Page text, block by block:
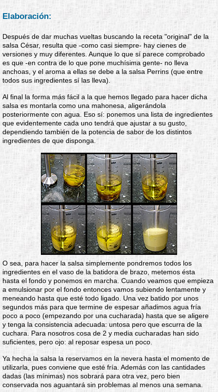
Elaboración:
Después de dar muchas vueltas buscando la receta "original" de la
salsa César, resulta que -como casi siempre- hay cienes de
versiones y muy diferentes. Aunque lo que sí parece comprobado
es que -en contra de lo que pone muchísima gente- no lleva
anchoas, y el aroma a ellas se debe a la salsa Perrins (que entre
todos sus ingredientes sí las lleva).
Al final la forma más fácil a la que hemos llegado para hacer dicha
salsa es montarla como una mahonesa, aligerándola
posteriormente con agua. Eso sí: ponemos una lista de ingredientes
que evidentemente cada uno tendrá que ajustar a su gusto,
dependiendo también de la potencia de sabor de los distintos
ingredientes de que disponga.
O sea, para hacer la salsa simplemente pondremos todos los
ingredientes en el vaso de la batidora de brazo, metemos ésta
hasta el fondo y ponemos en marcha. Cuando veamos que empieza
a emulsionar por el fondo entonces vamos subiendo lentamente y
meneando hasta que esté todo ligado. Una vez batido por unos
segundos más para que termine de espesar añadimos agua fría
poco a poco (empezando por una cucharada) hasta que se aligere
y tenga la consistencia adecuada: untosa pero que escurra de la
cuchara. Para nosotros cosa de 2 y media cucharadas han sido
suficientes, pero ojo: al reposar espesa un poco.
Ya hecha la salsa la reservamos en la nevera hasta el momento de
utilizarla, pues conviene que esté fría. Además con las cantidades
dadas (las mínimas) nos sobrará para otra vez, pero bien
conservada nos aguantará sin problemas al menos una semana.